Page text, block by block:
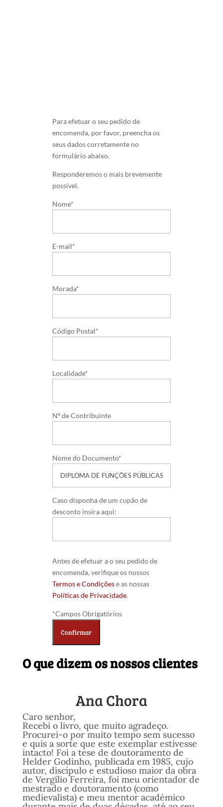
Para efetuar o seu pedido de
encomenda, por favor, preencha os
seus dados corretamente no
formulário abaixo.
Responderemos o mais brevemente
possível.
Nome*
E-mail*
Morada*
Código Postal*
Localidade*
Nº de Contribuinte
Nome do Documento*
Caso disponha de um cupão de
desconto insira aqui:
Antes de efetuar a o seu pedido de
encomenda, verifique os nossos
Termos e Condiçõese as nossas
Políticas de Privacidade.
*Campos Obrigatórios
O que dizem os nossos clientes
Ana Chora
Caro senhor,
Recebi o livro, que muito agradeço.
Procurei-o por muito tempo sem sucesso
e quis a sorte que este exemplar estivesse
intacto! Foi a tese de doutoramento de
Helder Godinho, publicada em 1985, cujo
autor, discípulo e estudioso maior da obra
de Vergílio Ferreira, foi meu orientador de
mestrado e doutoramento (como
medievalista) e meu mentor académico